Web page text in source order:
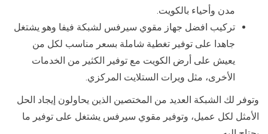
مدن وأحياء بالكويت.
تركيب افضل جهاز مقوي سيرفس لشبكة فيفا وهو يشتغل
جاهدا على توفير تغطية شاملة بسعر مناسب لكل من
يعيش على أرض الكويت مع توفير الكثير من الخدمات
الأخرى، مثل ويرات الستلايت المركزي.
وتوفر لك الشبكة العديد من المختصين الذين يحاولون إيجاد الحل
الأمثل لكل عميل، وتوفير مقوي سيرفس يشتغل على توفير ما